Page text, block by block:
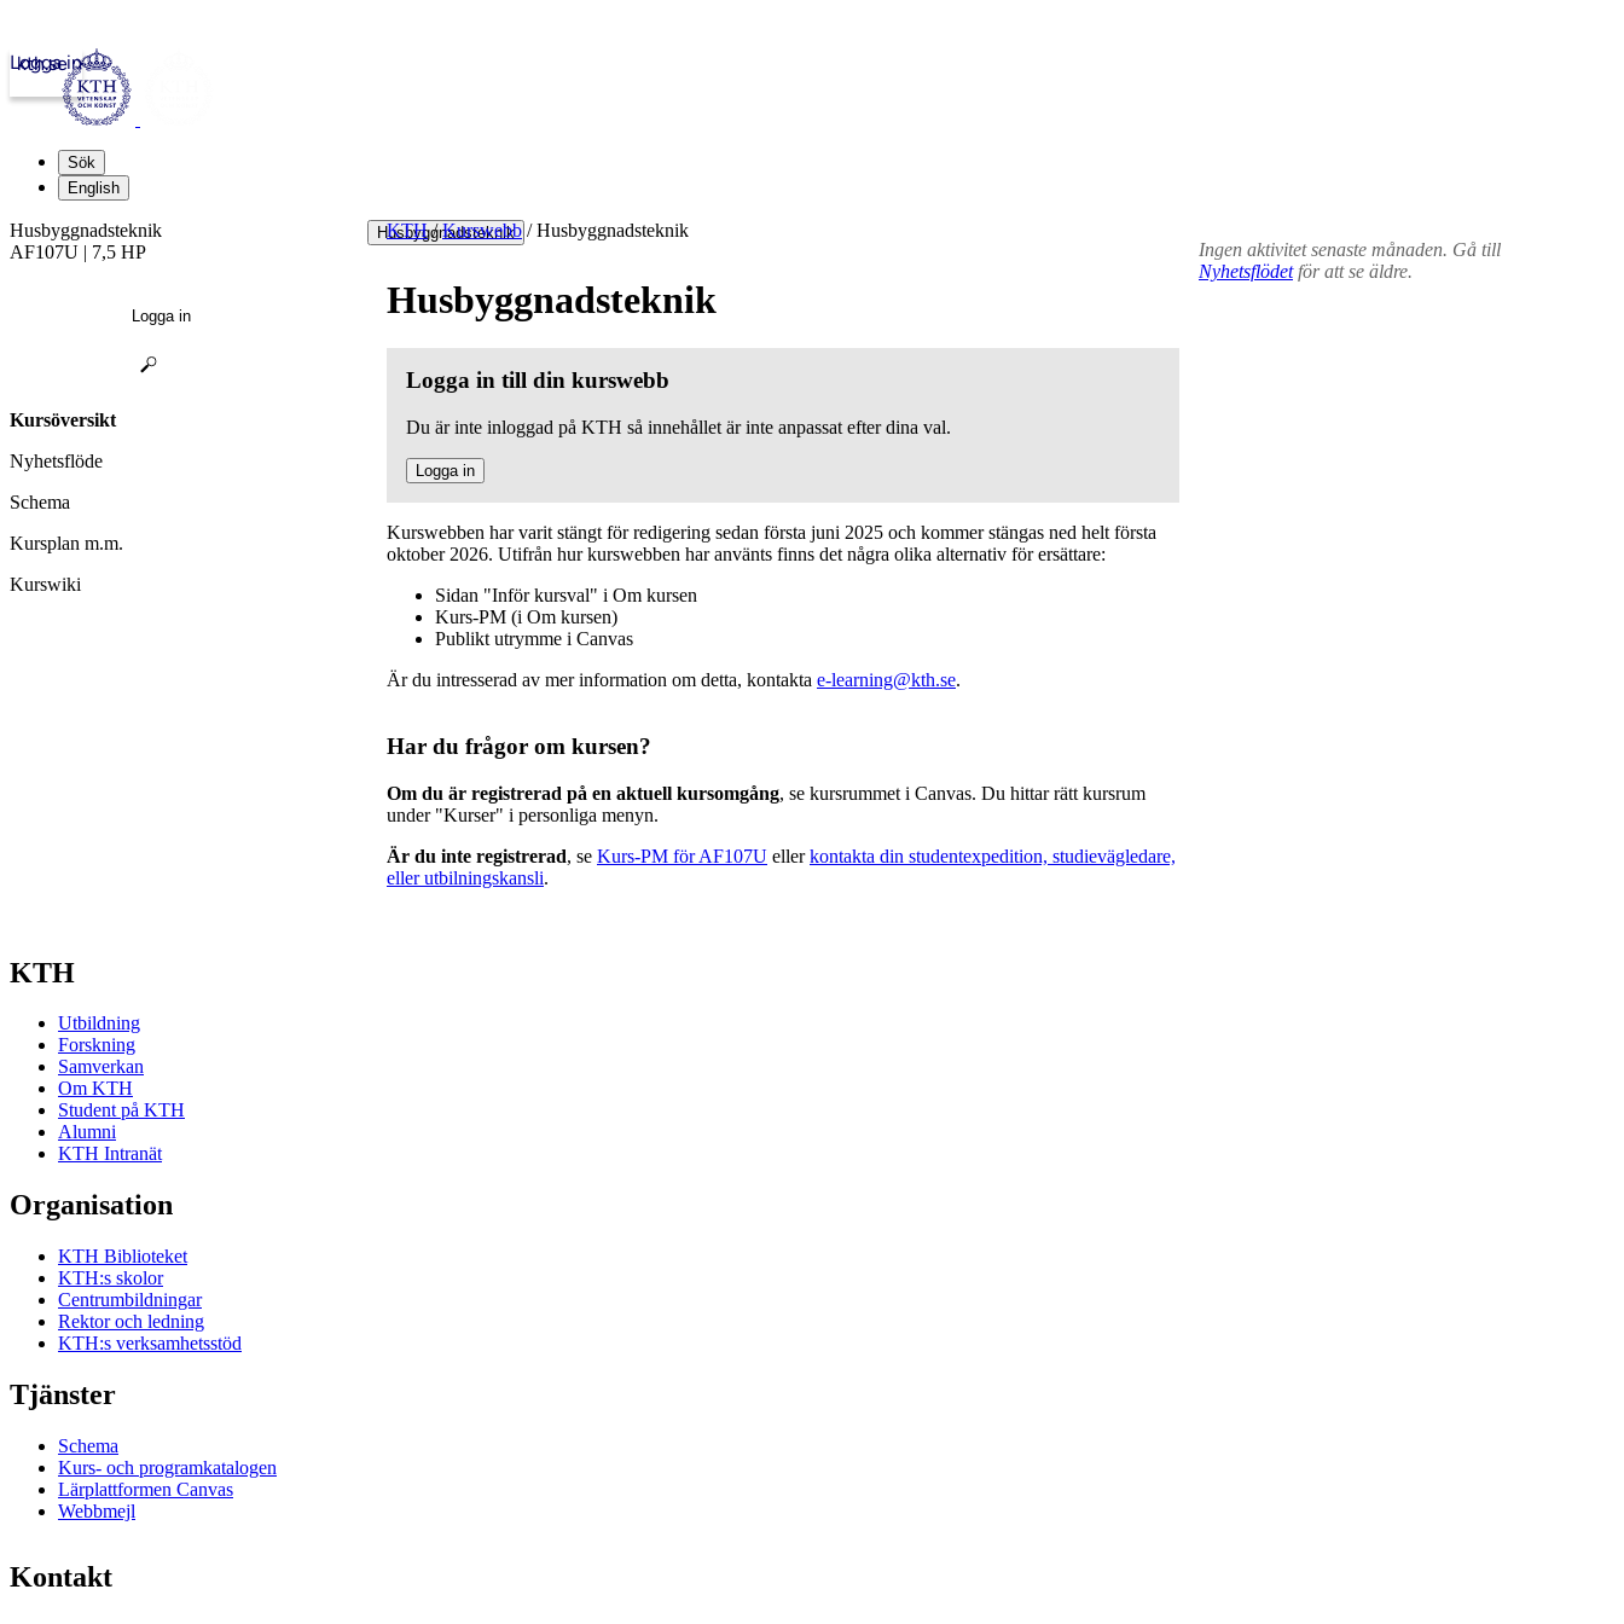
kth.se
Logga in
Sök
English
Husbyggnadsteknik
KTH / Kurswebb /Husbyggnadsteknik
Husbyggnadsteknik
Logga in till din kurswebb
Du är inte inloggad på KTH så innehållet är inte anpassat efter dina val.
Logga in
Kurswebben har varit stängt för redigering sedan första juni 2025 och kommer stängas ned helt första
oktober 2026. Utifrån hur kurswebben har använts finns det några olika alternativ för ersättare:
Sidan "Inför kursval" i Om kursen
Kurs-PM (i Om kursen)
Publikt utrymme i Canvas
Är du intresserad av mer information om detta, kontakta e-learning@kth.se.
Har du frågor om kursen?
Om du är registrerad på en aktuell kursomgång, se kursrummet i Canvas. Du hittar rätt kursrum
under "Kurser" i personliga menyn.
Är du inte registrerad, se Kurs-PM för AF107U ellerkontakta din studentexpedition, studievägledare,
eller utbilningskansli.
Ingen aktivitet senaste månaden. Gå till
Nyhetsflödetför att se äldre.
Husbyggnadsteknik
AF107U | 7,5 HP
Logga in
Kursöversikt
Nyhetsflöde
Schema
Kursplan m.m.
Kurswiki
KTH
Utbildning
Forskning
Samverkan
Om KTH
Student på KTH
Alumni
KTH Intranät
Organisation
KTH Biblioteket
KTH:s skolor
Centrumbildningar
Rektor och ledning
KTH:s verksamhetsstöd
Tjänster
Schema
Kurs- och programkatalogen
Lärplattformen Canvas
Webbmejl
Kontakt